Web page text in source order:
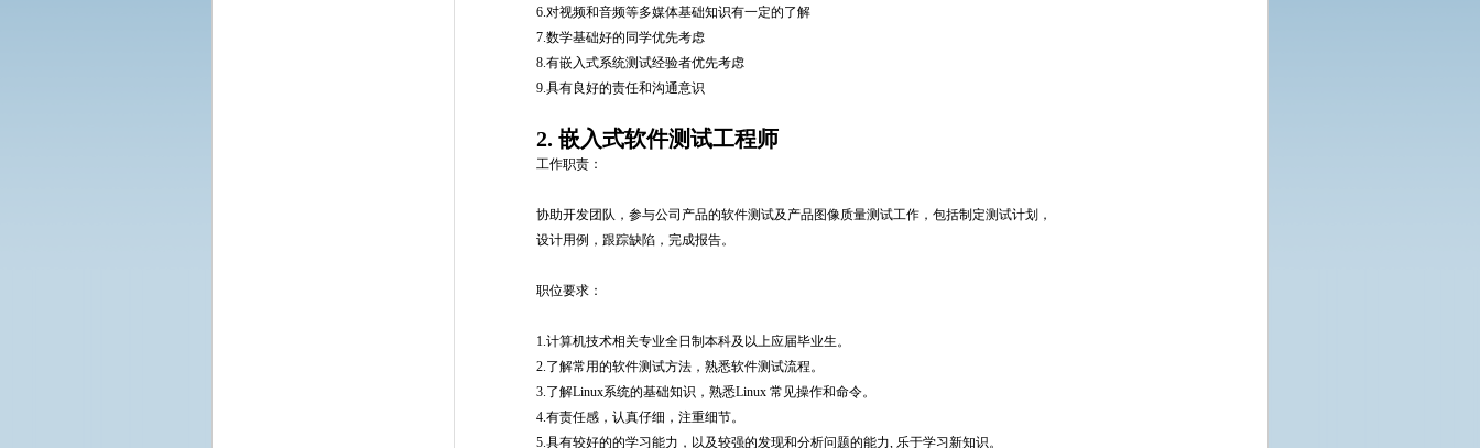
6.对视频和音频等多媒体基础知识有一定的了解
7.数学基础好的同学优先考虑
8.有嵌入式系统测试经验者优先考虑
9.具有良好的责任和沟通意识
2. 嵌入式软件测试工程师
工作职责：
协助开发团队，参与公司产品的软件测试及产品图像质量测试工作，包括制定测试计划，
设计用例，跟踪缺陷，完成报告。
职位要求：
1.计算机技术相关专业全日制本科及以上应届毕业生。
2.了解常用的软件测试方法，熟悉软件测试流程。
3.了解Linux系统的基础知识，熟悉Linux 常见操作和命令。
4.有责任感，认真仔细，注重细节。
5.具有较好的的学习能力，以及较强的发现和分析问题的能力, 乐于学习新知识。